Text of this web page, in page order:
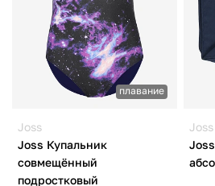
плавание
Joss
Joss Купальник
совмещённый
подростковый
Joss